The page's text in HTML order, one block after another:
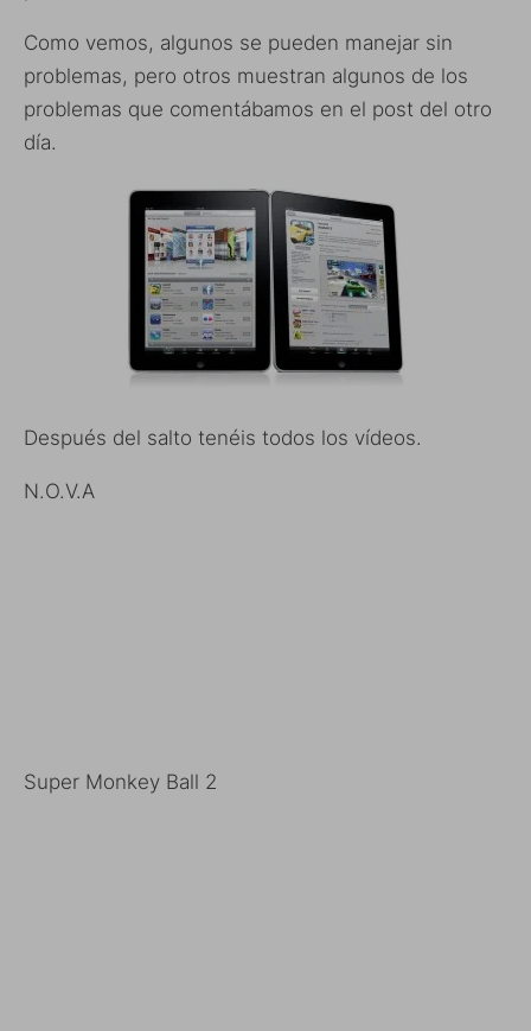
Como vemos, algunos se pueden manejar sin
problemas, pero otros muestran algunos de los
problemas que comentábamos en el post del otro
día.
Después del salto tenéis todos los vídeos.
N.O.V.A
Super Monkey Ball 2